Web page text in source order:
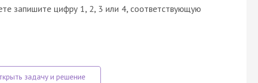
запишите цифру 1, 2, 3 или 4, соответствующую